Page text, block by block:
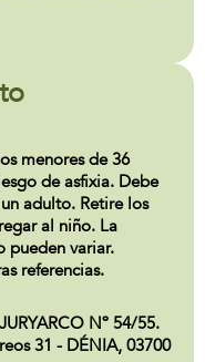
menores de 36
de asfixia. Debe
adulto. Retire los
al niño. La
pueden variar.
referencias.
Nº 54/55.
31 - DÉNIA, 03700